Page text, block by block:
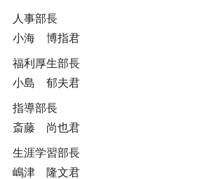
人事部長
小海 博指君
福利厚生部長
小島 郁夫君
指導部長
斎藤 尚也君
生涯学習部長
嶋津 隆文君